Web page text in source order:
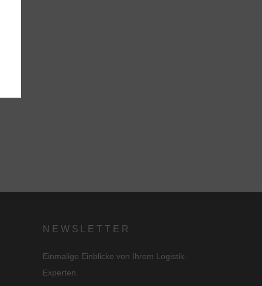
NEWSLETTER
Einmalige Einblicke von Ihrem Logistik-
Experten.